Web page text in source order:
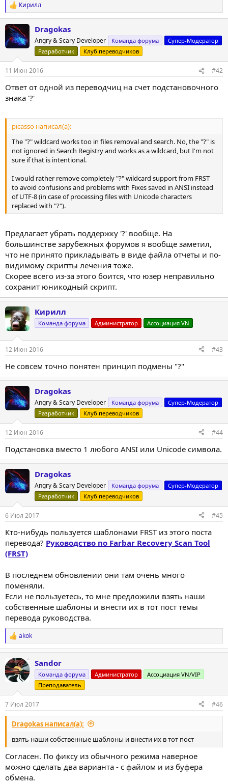
Р
е
а
к
ц
и
Кирилл
Dragokas
Angry & Scary Developer Команда форума
Супер-Модератор
Разработчик
Клуб переводчиков
11 Июн 2016 #42
Ответ от одной из переводчиц на счет подстановочного
знака '?'
picasso написал(а):
The "?" wildcard works too in files removal and search. No, the "?" is
not ignored in Search Registry and works as a wildcard, but I'm not
sure if that is intentional.
I would rather remove completely "?" wildcard support from FRST
to avoid confusions and problems with Fixes saved in ANSI instead
of UTF-8 (in case of processing files with Unicode characters
replaced with "?").
Предлагает убрать поддержку '?' вообще. На
большинстве зарубежных форумов я вообще заметил,
что не принято прикладывать в виде файла отчеты и по-
видимому скрипты лечения тоже.
Скорее всего из-за этого боится, что юзер неправильно
сохранит юникодный скрипт.
Кирилл
Команда форума Администратор Ассоциация VN
12 Июн 2016 #43
Не совсем точно понятен принцип подмены "?"
Dragokas
Angry & Scary Developer Команда форума
Супер-Модератор
Разработчик
Клуб переводчиков
12 Июн 2016 #44
Подстановка вместо 1 любого ANSI или Unicode символа.
Dragokas
Angry & Scary Developer Команда форума
Супер-Модератор
Разработчик
Клуб переводчиков
6 Июл 2017 #45
Кто-нибудь пользуется шаблонами FRST из этого поста
перевода? Руководство по Farbar Recovery Scan Tool
(FRST)
В последнем обновлении они там очень много
поменяли.
Если не пользуетесь, то мне предложили взять наши
собственные шаблоны и внести их в тот пост темы
перевода руководства.
Р
е
а
к
ц
и
:
akok
Sandor
Команда форума Администратор
Ассоциация VN/VIP
Преподаватель
7 Июл 2017 #46
Dragokas написал(а):
взять наши собственные шаблоны и внести их в тот пост
Согласен. По фиксу из обычного режима наверное
можно сделать два варианта - с файлом и из буфера
обмена.